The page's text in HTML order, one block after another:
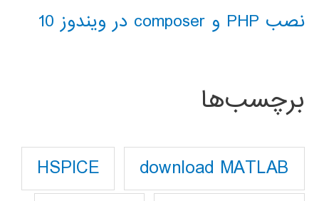
نصب PHP و composer در ویندوز 10
برچسب‌ها
download MATLAB
HSPICE